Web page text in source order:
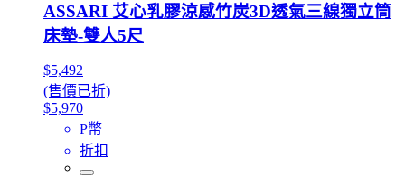
ASSARI 艾心乳膠涼感竹炭3D透氣三線獨立筒
床墊-雙人5尺
$5,492
(售價已折)
$5,970
P幣
折扣